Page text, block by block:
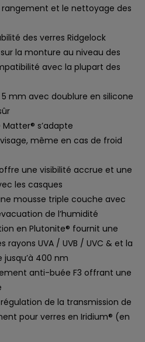
rangement et le nettoyage des
des verres Ridgelock
la monture au niveau des
avec la plupart des
5 mm avec doublure en silicone
s’adapte
même en cas de froid
une visibilité accrue et une
les casques
mousse triple couche avec
de l’humidité
en Plutonite® fournit une
rayons UVA / UVB / UVC & et la
400 nm
anti-buée F3 offrant une
de la transmission de
pour verres en Iridium® (en